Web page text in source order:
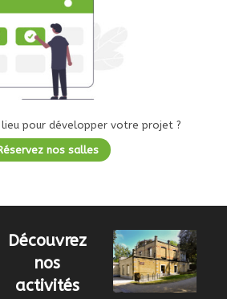
lieu pour développer votre projet ?
nos salles
Découvrez
nos
activités